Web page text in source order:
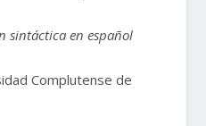
sintáctica en español
Complutense de